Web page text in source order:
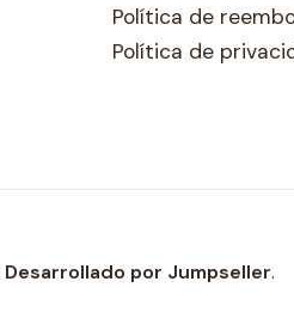
Política de
Política de
Desarrollado por Jumpseller.